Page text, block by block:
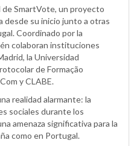
SmartVote, un proyecto
desde su inicio junto a otras
Coordinado por la
colaboran instituciones
la Universidad
de Formação
y CLABE.
realidad alarmante: la
sociales durante los
amenaza significativa para la
como en Portugal.